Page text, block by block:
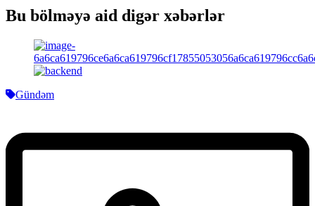
Bu bölməyə aid digər xəbərlər
Gündəm